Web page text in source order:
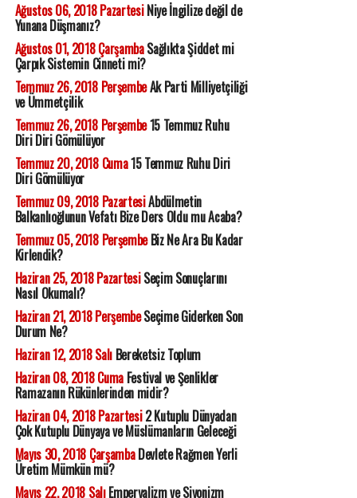
Ağustos 06, 2018 PazartesiNiye İngilize değil de
Yunana Düşmanız?
Ağustos 01, 2018 ÇarşambaSağlıkta Şiddet mi
Çarpık Sistemin Cinneti mi?
Temmuz 26, 2018 PerşembeAk Parti Milliyetçiliği
ve Ümmetçilik
Temmuz 26, 2018 Perşembe15 Temmuz Ruhu
Diri Diri Gömülüyor
Temmuz 20, 2018 Cuma15 Temmuz Ruhu Diri
Diri Gömülüyor
Temmuz 09, 2018 PazartesiAbdülmetin
Balkanlıoğlunun Vefatı Bize Ders Oldu mu Acaba?
Temmuz 05, 2018 PerşembeBiz Ne Ara Bu Kadar
Kirlendik?
Haziran 25, 2018 PazartesiSeçim Sonuçlarını
Nasıl Okumalı?
Haziran 21, 2018 PerşembeSeçime Giderken Son
Durum Ne?
Haziran 12, 2018 SalıBereketsiz Toplum
Haziran 08, 2018 CumaFestival ve Şenlikler
Ramazanın Rükünlerinden midir?
Haziran 04, 2018 Pazartesi2 Kutuplu Dünyadan
Çok Kutuplu Dünyaya ve Müslümanların Geleceği
Mayıs 30, 2018 ÇarşambaDevlete Rağmen Yerli
Üretim Mümkün mü?
Mayıs 22, 2018 SalıEmperyalizm ve Siyonizm